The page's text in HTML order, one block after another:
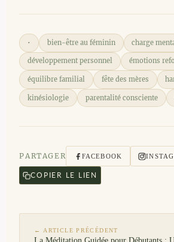
• bien-être au féminin charge
développement personnel émotions
équilibre familial fête des mères
kinésiologie parentalité consciente
PARTAGER FACEBOOK
COPIER LE LIEN
← ARTICLE PRÉCÉDENT